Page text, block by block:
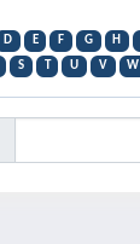
D E F G H
S T U V W